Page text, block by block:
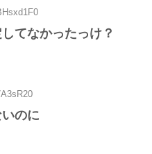
てなかったっけ？
のに